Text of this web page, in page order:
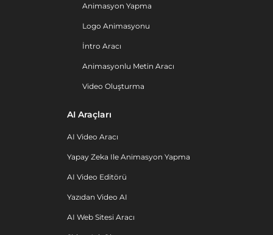
Animasyon Yapma
Logo Animasyonu
İntro Aracı
Animasyonlu Metin Aracı
Video Oluşturma
AI Araçları
AI Video Aracı
Yapay Zeka Ile Animasyon Yapma
AI Video Editörü
Yazıdan Video AI
AI Web Sitesi Aracı